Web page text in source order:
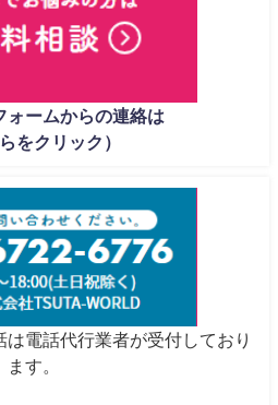
ォームからの連絡は
をクリック）
電話代行業者が受付しており
ます。